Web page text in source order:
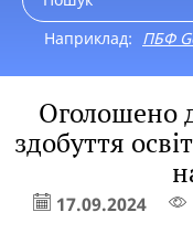
Наприклад: ПБФ
Оголошено
здобуття
17.09.2024